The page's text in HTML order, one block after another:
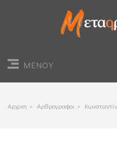
ΜΕΝΟΥ
Αρχικη > Αρθρογραφοι >